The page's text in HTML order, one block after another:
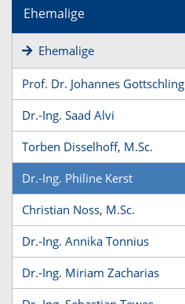
Ehemalige
Ehemalige
Prof. Dr. Johannes Gottschling
Dr.-Ing. Saad Alvi
Torben Disselhoff, M.Sc.
Dr.-Ing. Philine Kerst
Christian Noss, M.Sc.
Dr.-Ing. Annika Tonnius
Dr.-Ing. Miriam Zacharias